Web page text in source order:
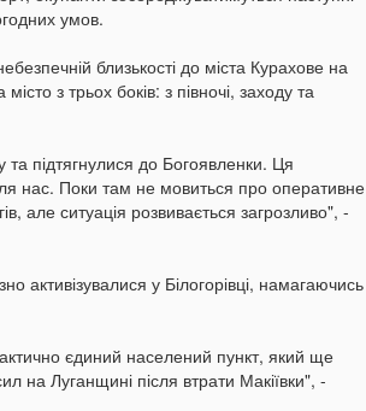
умов.
близькості до міста Курахове на
з трьох боків: з півночі, заходу та
та підтягнулися до Богоявленки. Ця
нас. Поки там не мовиться про оперативне
але ситуація розвивається загрозливо", -
активізувалися у Білогорівці, намагаючись
єдиний населений пункт, який ще
на Луганщині після втрати Макіївки", -